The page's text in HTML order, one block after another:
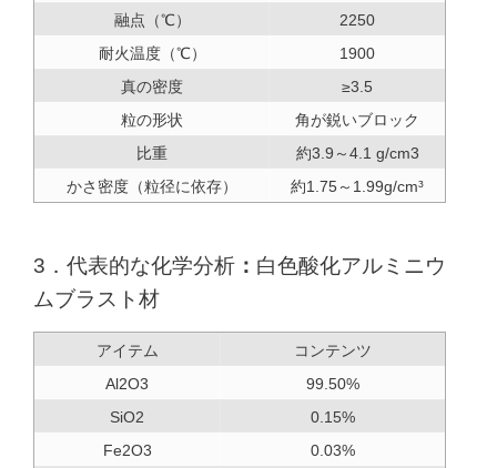
融点（℃）
2250
耐火温度（℃）
1900
真の密度
≥3.5
粒の形状
角が鋭いブロック
比重
約3.9～4.1 g/cm3
かさ密度（粒径に依存）
約1.75～1.99g/cm³
3． 代表的な化学分析 ： 白色酸化アルミニウ
ムブラスト材
アイテム
コンテンツ
Al2O3
99.50%
SiO2
0.15%
Fe2O3
0.03%